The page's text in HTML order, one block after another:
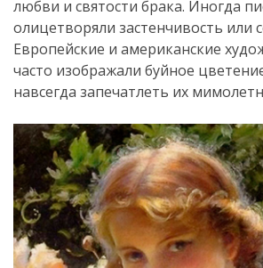
любви и святости брака. Иногда
олицетворяли застенчивость или
Европейские и американские
часто изображали буйное
навсегда запечатлеть их